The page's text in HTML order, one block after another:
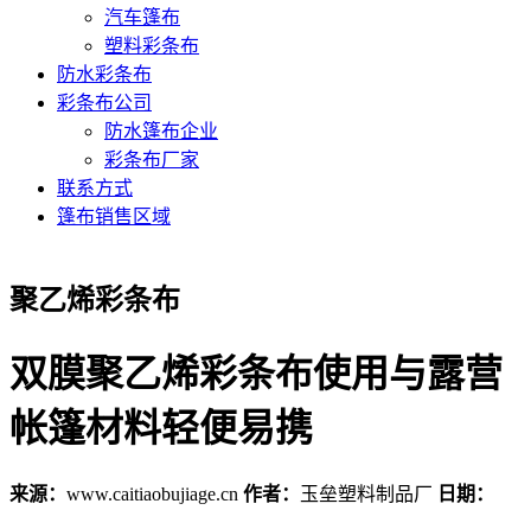
汽车篷布
塑料彩条布
防水彩条布
彩条布公司
防水篷布企业
彩条布厂家
联系方式
篷布销售区域
聚乙烯彩条布
双膜聚乙烯彩条布使用与露营
帐篷材料轻便易携
来源： www.caitiaobujiage.cn 作者： 玉垒塑料制品厂 日期：